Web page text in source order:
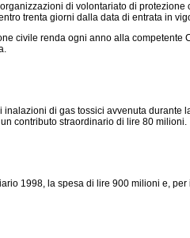
di volontariato di
trenta giorni dalla data di entrata in
civile renda ogni anno alla
di gas tossici avvenuta
contributo straordinario di lire 80 milioni.
1998, la spesa di lire 900 milioni e,